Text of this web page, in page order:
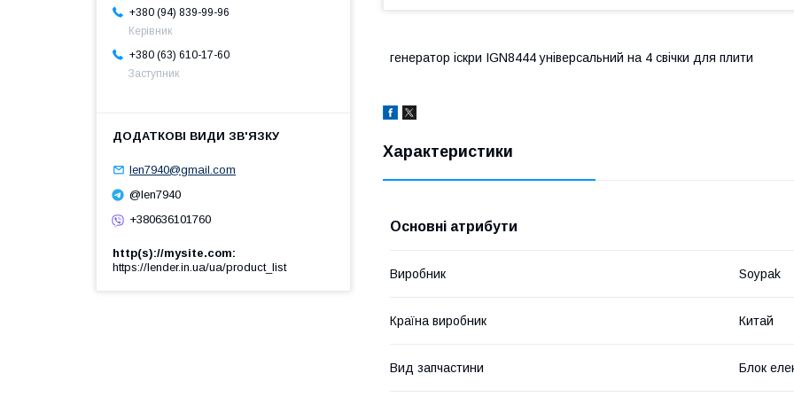
генератор іскри IGN8444 універсальний на 4 свічки для плити
Характеристики
Основні атрибути
Виробник Soypak
Країна виробник Китай
Вид запчастини Блок
+380 (94) 839-99-96
Керівник
+380 (63) 610-17-60
Заступник
len7940@gmail.com
@len7940
+380636101760
http(s)://mysite.com
https://lender.in.ua/ua/product_list